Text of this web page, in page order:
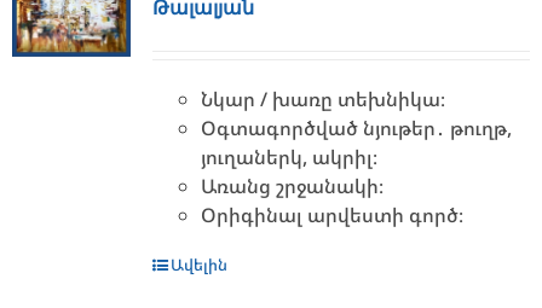
Թալալյան
Նկար / խառը տեխնիկա։
Օգտագործված նյութեր․ թուղթ,
յուղաներկ, ակրիլ։
Առանց շրջանակի։
Օրիգինալ արվեստի գործ։
Ավելին